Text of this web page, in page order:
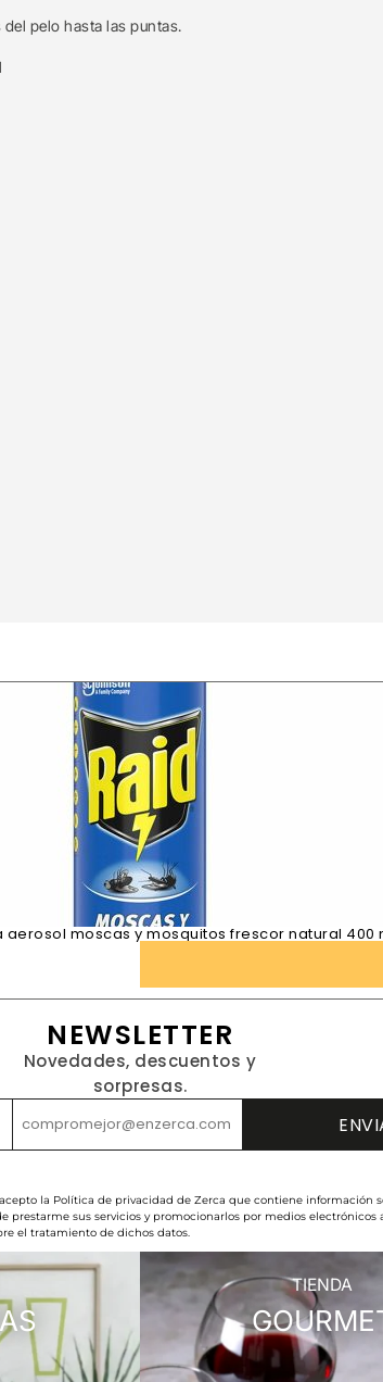
pelo hasta las puntas.
aerosol moscas y mosquitos frescor natural 400
NEWSLETTER
Novedades, descuentos y
sorpresas.
la Política de privacidad de Zerca que contiene información
prestarme sus servicios y promocionarlos por medios electrónicos
el tratamiento de dichos datos.
TIENDA